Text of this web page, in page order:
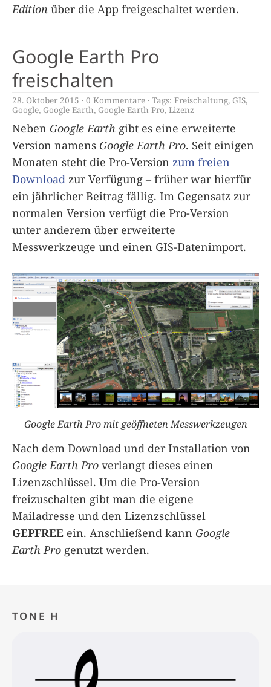
Edition über die App freigeschaltet werden.
Google Earth Pro
freischalten
28. Oktober 2015 0 Kommentare Tags: Freischaltung, GIS,
Google, Google Earth, Google Earth Pro, Lizenz
Neben Google Earth gibt es eine erweiterte
Version namens Google Earth Pro. Seit einigen
Monaten steht die Pro-Version zum freien
Download zur Verfügung – früher war hierfür
ein jährlicher Beitrag fällig. Im Gegensatz zur
normalen Version verfügt die Pro-Version
unter anderem über erweiterte
Messwerkzeuge und einen GIS-Datenimport.
Google Earth Pro mit geöffneten Messwerkzeugen
Nach dem Download und der Installation von
Google Earth Pro verlangt dieses einen
Lizenzschlüssel. Um die Pro-Version
freizuschalten gibt man die eigene
Mailadresse und den Lizenzschlüssel
GEPFREE ein. Anschließend kann Google
Earth Pro genutzt werden.
TONE H